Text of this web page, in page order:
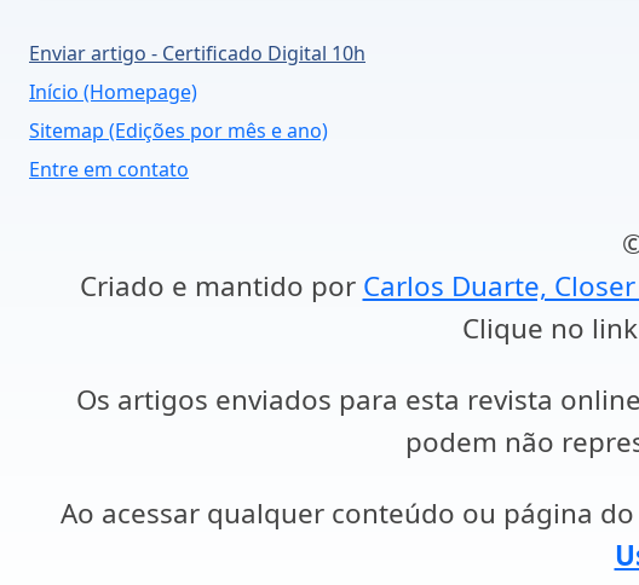
Enviar artigo - Certificado Digital 10h
Início (Homepage)
Sitemap (Edições por mês e ano)
Entre em contato
Criado e mantido por Carlos Duarte,
Clique no
Os artigos enviados para esta revista
podem não
Ao acessar qualquer conteúdo ou página